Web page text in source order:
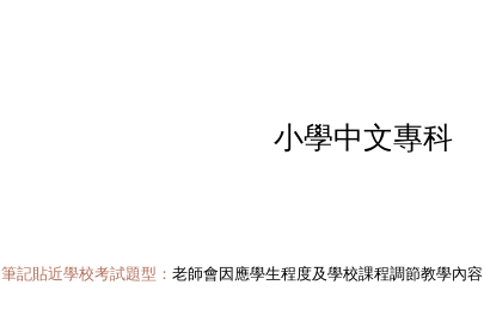
小學中文專科
筆記貼近學校考試題型：老師會因應學生程度及學校課程調節教學內容